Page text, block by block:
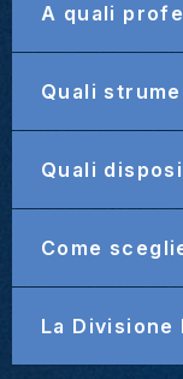
A quali
Quali
Quali
Come
La